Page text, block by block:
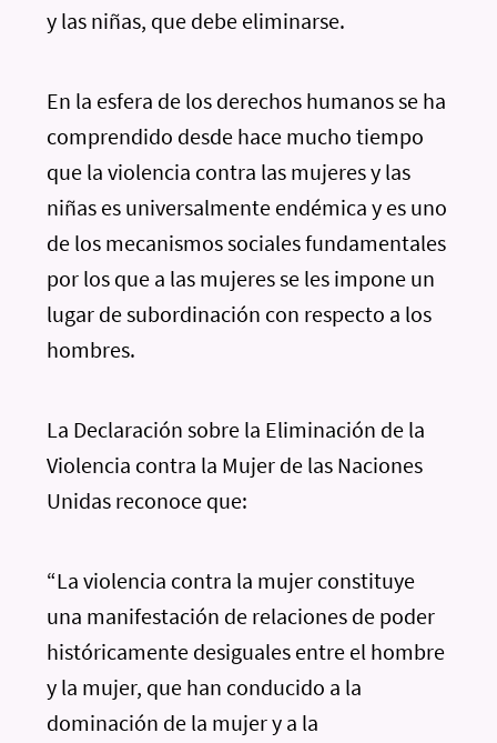
y las niñas, que debe eliminarse.
En la esfera de los derechos humanos se ha
comprendido desde hace mucho tiempo
que la violencia contra las mujeres y las
niñas es universalmente endémica y es uno
de los mecanismos sociales fundamentales
por los que a las mujeres se les impone un
lugar de subordinación con respecto a los
hombres.
La Declaración sobre la Eliminación de la
Violencia contra la Mujer de las Naciones
Unidas reconoce que:
“La violencia contra la mujer constituye
una manifestación de relaciones de poder
históricamente desiguales entre el hombre
y la mujer, que han conducido a la
dominación de la mujer y a la